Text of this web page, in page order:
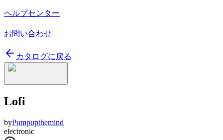
ヘルプセンター
お問い合わせ
カタログに戻る
Lofi
byPumpupthemind
electronic